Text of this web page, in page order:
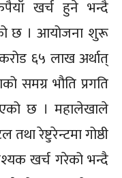
खर्च हुने भन्दै
छ । आयोजना शुरू
६५ लाख अर्थात्
समग्र भौति प्रगति
छ । महालेखाले
रेष्टुरेन्टमा गोष्ठी
खर्च गरेको भन्दै